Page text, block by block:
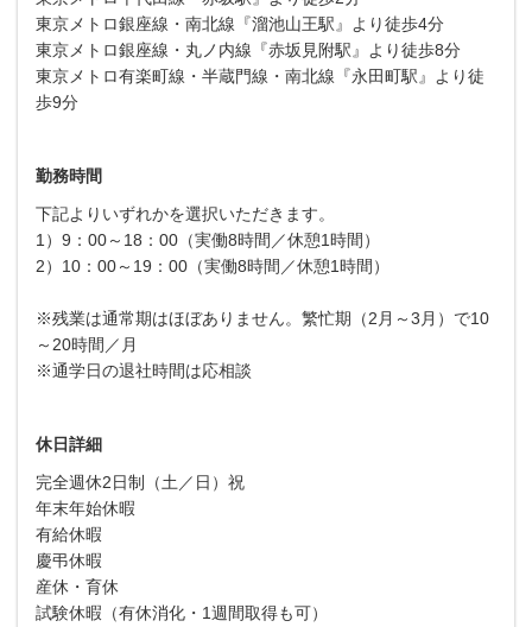
東京メトロ銀座線・南北線『溜池山王駅』より徒歩4分
東京メトロ銀座線・丸ノ内線『赤坂見附駅』より徒歩8分
東京メトロ有楽町線・半蔵門線・南北線『永田町駅』より徒
歩9分
勤務時間
下記よりいずれかを選択いただきます。
1）9：00～18：00（実働8時間／休憩1時間）
2）10：00～19：00（実働8時間／休憩1時間）
※残業は通常期はほぼありません。繁忙期（2月～3月）で10
～20時間／月
※通学日の退社時間は応相談
休日詳細
完全週休2日制（土／日）祝
年末年始休暇
有給休暇
慶弔休暇
産休・育休
試験休暇（有休消化・1週間取得も可）